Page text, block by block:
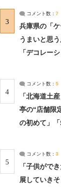
3
コメント数： 7
兵庫県の「
うまいと思
「デコレー
4
コメント数： 5
「北海道土
亭の“店舗限
の初めて」「
5
コメント数： 3
「子供がで
展していき